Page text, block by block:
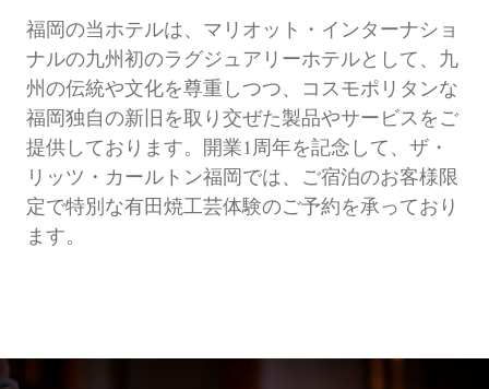
福岡の当ホテルは、マリオット・インターナショ
ナルの九州初のラグジュアリーホテルとして、九
州の伝統や文化を尊重しつつ、コスモポリタンな
福岡独自の新旧を取り交ぜた製品やサービスをご
提供しております。開業1周年を記念して、ザ・
リッツ・カールトン福岡では、ご宿泊のお客様限
定で特別な有田焼工芸体験のご予約を承っており
ます。